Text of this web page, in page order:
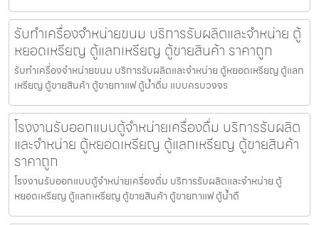
รับทำเครื่องจำหน่ายขนม บริการรับผลิตและจำหน่าย ตู้
หยอดเหรียญ ตู้แลกเหรียญ ตู้ขายสินค้า ราคาถูก
รับทำเครื่องจำหน่ายขนม บริการรับผลิตและจำหน่าย ตู้หยอดเหรียญ ตู้แลก
เหรียญ ตู้ขายสินค้า ตู้ขายกาแฟ ตู้น้ำดื่ม แบบครบวงจร
โรงงานรับออกแบบตู้จำหน่ายเครื่องดื่ม บริการรับผลิต
และจำหน่าย ตู้หยอดเหรียญ ตู้แลกเหรียญ ตู้ขายสินค้า
ราคาถูก
โรงงานรับออกแบบตู้จำหน่ายเครื่องดื่ม บริการรับผลิตและจำหน่าย ตู้
หยอดเหรียญ ตู้แลกเหรียญ ตู้ขายสินค้า ตู้ขายกาแฟ ตู้น้ำดื